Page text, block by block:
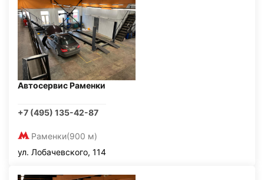
Автосервис Раменки
+7 (495) 135-42-87
Раменки(900 м)
ул. Лобачевского, 114